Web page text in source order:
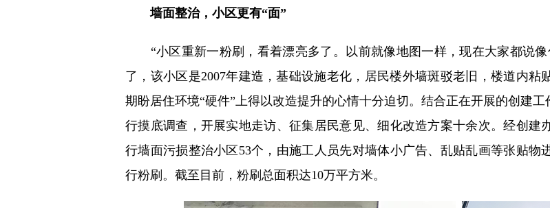
墙面整治，小区更有“面”
“小区重新一粉刷，看着漂亮多了。以前就像地图一样，现在大家都说像
了，该小区是2007年建造，基础设施老化，居民楼外墙斑驳老旧，楼道内粘
期盼居住环境“硬件”上得以改造提升的心情十分迫切。结合正在开展的创建
行摸底调查，开展实地走访、征集居民意见、细化改造方案十余次。经创建
行墙面污损整治小区53个，由施工人员先对墙体小广告、乱贴乱画等张贴物
行粉刷。截至目前，粉刷总面积达10万平方米。